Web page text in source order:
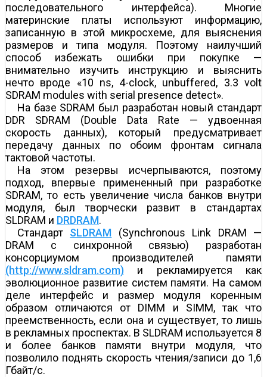
последовательного интерфейса). Многие
материнские платы используют информацию,
записанную в этой микросхеме, для выяснения
размеров и типа модуля. Поэтому наилучший
способ избежать ошибки при покупке —
внимательно изучить инструкцию и выяснить
нечто вроде «10 ns, 4-clock, unbuffered, 3.3 volt
SDRAM modules with serial presence detect».
На базе SDRAM был разработан новый стандарт
DDR SDRAM (Double Data Rate — удвоенная
скорость данных), который предусматривает
передачу данных по обоим фронтам сигнала
тактовой частоты.
На этом резервы исчерпываются, поэтому
подход, впервые примененный при разработке
SDRAM, то есть увеличение числа банков внутри
модуля, был творчески развит в стандартах
SLDRAM и DRDRAM.
Стандарт SLDRAM (Synchronous Link DRAM —
DRAM с синхронной связью) разработан
консорциумом производителей памяти
(http://www.sldram.com) и рекламируется как
эволюционное развитие систем памяти. На самом
деле интерфейс и размер модуля коренным
образом отличаются от DIMM и SIMM, так что
преемственность, если она и существует, то лишь
в рекламных проспектах. В SLDRAM используется 8
и более банков памяти внутри модуля, что
позволило поднять скорость чтения/записи до 1,6
Гбайт/с.